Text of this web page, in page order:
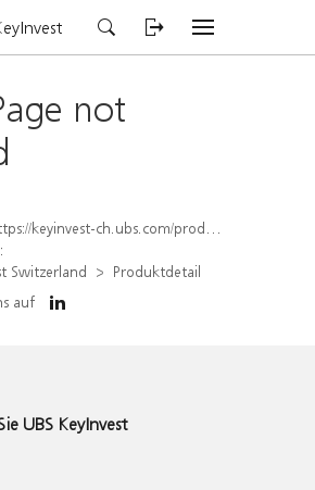
not
keyinvest-ch.ubs.com/produkt/detail/index/isin/CH1572297997
Switzerland
Produktdetail
auf
UBS KeyInvest